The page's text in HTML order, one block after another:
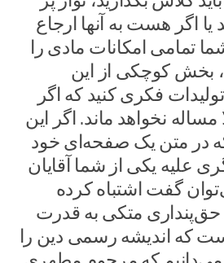
یا اگر هست به آنها ارجاع
تمامی امکانات مادی را
بخش کوچکی از این
فکری کنید که اگر
نخواهد ماند. اگر این
که در متن یک صفحه‌ای خود
علیه یکی از شما آقایان
گفت اشتباه کرده
متکی به قدرت
که اندیشه رسمی دین را